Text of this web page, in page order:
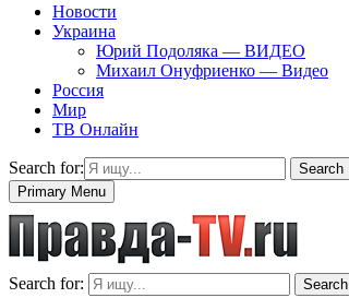
Новости
Украина
Юрий Подоляка — ВИДЕО
Михаил Онуфриенко — Видео
Россия
Мир
ТВ Онлайн
Search for:
Search
Primary Menu
Search for: Search